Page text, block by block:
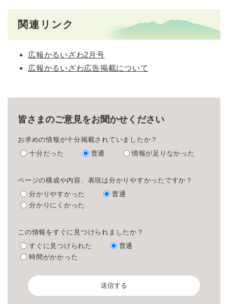
関連リンク
広報かるいざわ2月号
広報かるいざわ広告掲載について
皆さまのご意見をお聞かせください
お求めの情報が十分掲載されていましたか？
十分だった
普通 情報が足りなかった
ページの構成や内容、表現は分かりやすかったですか？
分かりやすかった
普通
分かりにくかった
この情報をすぐに見つけられましたか？
すぐに見つけられた
普通
時間がかかった